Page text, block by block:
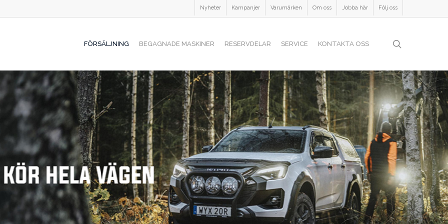
Nyheter Kampanjer Varumärken Om oss Jobba här Följ oss
FÖRSÄLJNING BEGAGNADE MASKINER RESERVDELAR SERVICE KONTAKTA OSS